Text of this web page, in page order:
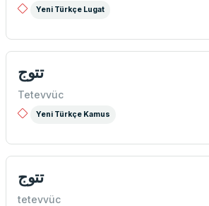
Yeni Türkçe Lugat
تتوج
Tetevvüc
Yeni Türkçe Kamus
تتوج
tetevvüc